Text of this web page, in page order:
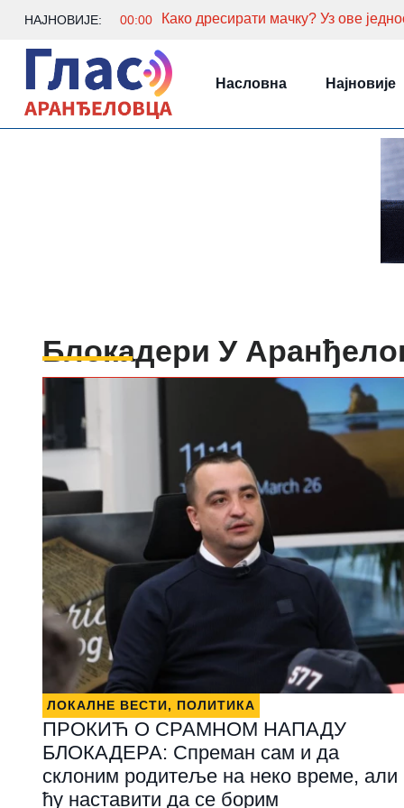
НАЈНОВИЈЕ: 00:00
Насловна Најновије
Блокадери У
ЛОКАЛНЕ ВЕСТИ, ПОЛИТИКА
ПРОКИЋ О СРАМНОМ НАПАДУ
БЛОКАДЕРА: Спреман сам и да
склоним родитеље на неко време, али
ћу наставити да се борим